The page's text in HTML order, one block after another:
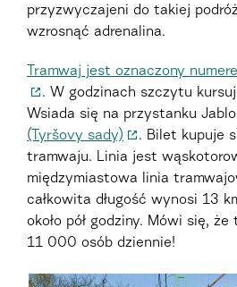
przyzwyczajeni do takiej
wzrosnąć adrenalina.
Tramwaj jest oznaczony
. W godzinach szczytu
Wsiada się na przystanku
(Tyršovy sady)
. Bilet kupuje
tramwaju. Linia jest
międzymiastowa linia
całkowita długość wynosi 13
około pół godziny. Mówi się,
11 000 osób dziennie!